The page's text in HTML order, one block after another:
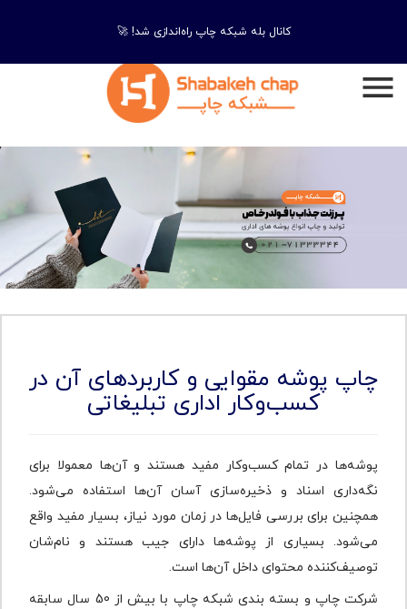
کانال بله شبکه چاپ راه‌اندازی شد! 🚀
چاپ پوشه مقوایی و کاربردهای آن در
کسب‌وکار اداری تبلیغاتی
پوشه‌ها در تمام کسب‌وکار مفید هستند و آن‌ها معمولا برای
نگه‌داری اسناد و ذخیره‌سازی آسان آن‌ها استفاده می‌شود.
همچنین برای بررسی فایل‌ها در زمان مورد نیاز، بسیار مفید واقع
می‌شود. بسیاری از پوشه‌ها دارای جیب هستند و نام‌شان
توصیف‌کننده محتوای داخل آن‌ها است.
شرکت چاپ و بسته بندی شبکه چاپ با بیش از 50 سال سابقه